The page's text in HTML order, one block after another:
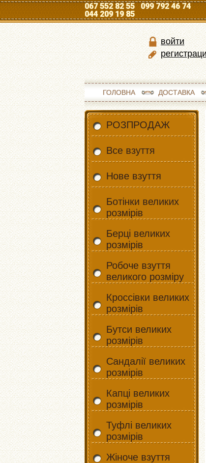
067 552 82 55 099 792 46 74
044 209 19 85
войти
ГОЛОВНА ДОСТАВКА
РОЗПРОДАЖ
Все взуття
Нове взуття
Ботінки великих
розмірів
Берці великих
розмірів
Робоче взуття
великого розміру
Кроссівки великих
розмірів
Бутси великих
розмірів
Сандалії великих
розмірів
Капці великих
розмірів
Туфлі великих
розмірів
Жіноче взуття